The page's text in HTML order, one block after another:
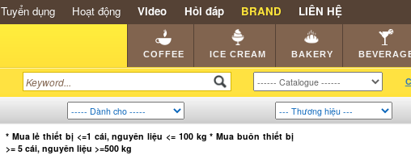
SHOP KEM NGON HẠT CAFE NHÀ HÀNG
Tuyển dụng Hoạt động Video Hỏi đáp BRAND LIÊN HỆ
COFFEE ICE CREAM BAKERY
* Mua lẻ thiết bị <=1 cái, nguyên liệu <= 100 kg * Mua buôn thiết bị
>= 5 cái, nguyên liệu >=500 kg